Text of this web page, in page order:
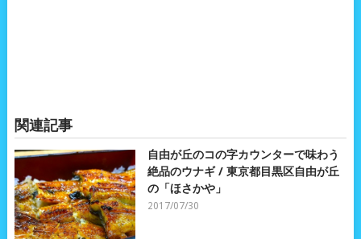
関連記事
自由が丘のコの字カウンターで味わう
絶品のウナギ / 東京都目黒区自由が丘
の「ほさかや」
2017/07/30